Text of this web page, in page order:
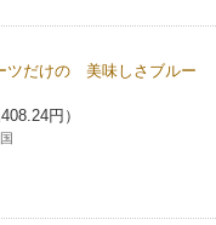
ツだけの 美味しさブルー
円）